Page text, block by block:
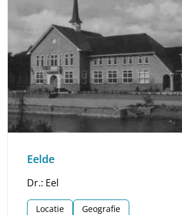
Eelde
Dr.: Eel
Locatie Geografie